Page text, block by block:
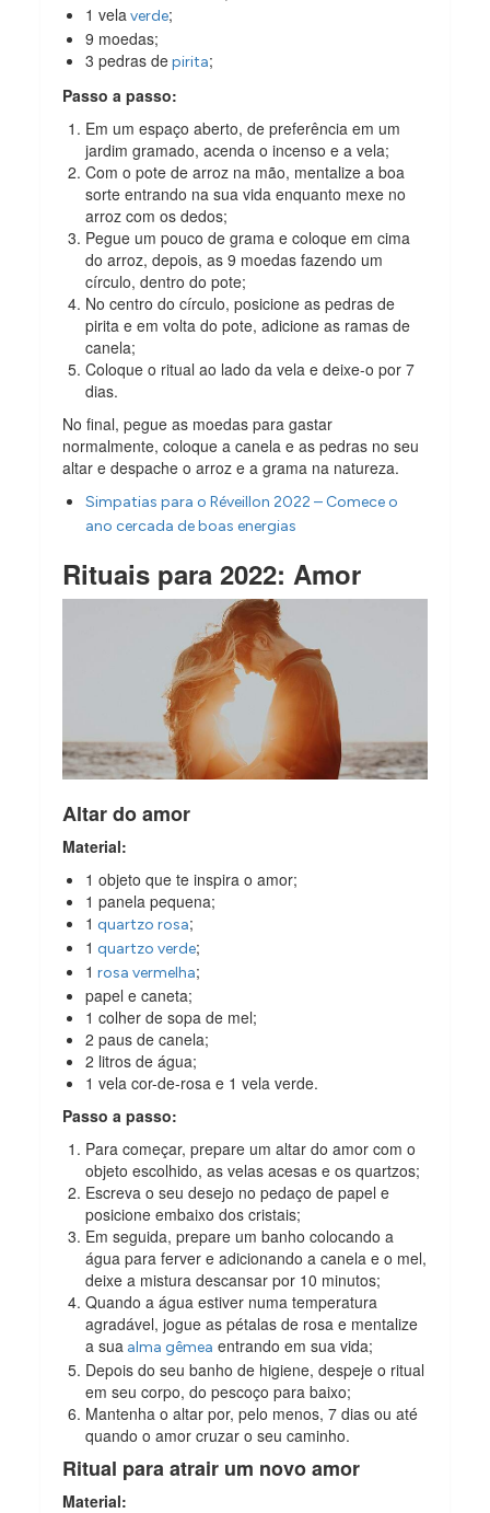
1 vela verde;
9 moedas;
3 pedras depirita;
Passo a passo:
Em um espaço aberto, de preferência em um
jardim gramado, acenda o incenso e a vela;
Com o pote de arroz na mão, mentalize a boa
sorte entrando na sua vida enquanto mexe no
arroz com os dedos;
Pegue um pouco de grama e coloque em cima
do arroz, depois, as 9 moedas fazendo um
círculo, dentro do pote;
No centro do círculo, posicione as pedras de
pirita e em volta do pote, adicione as ramas de
canela;
Coloque o ritual ao lado da vela e deixe-o por 7
dias.
No final, pegue as moedas para gastar
normalmente, coloque a canela e as pedras no seu
altar e despache o arroz e a grama na natureza.
Simpatias para o Réveillon 2022 – Comece o
ano cercada de boas energias
Rituais para 2022: Amor
Altar do amor
Material:
1 objeto que te inspira o amor;
1 panela pequena;
1 quartzo rosa;
1 quartzo verde;
1 rosa vermelha;
papel e caneta;
1 colher de sopa de mel;
2 paus de canela;
2 litros de água;
1 vela cor-de-rosa e 1 vela verde.
Passo a passo:
Para começar, prepare um altar do amor com o
objeto escolhido, as velas acesas e os quartzos;
Escreva o seu desejo no pedaço de papel e
posicione embaixo dos cristais;
Em seguida, prepare um banho colocando a
água para ferver e adicionando a canela e o mel,
deixe a mistura descansar por 10 minutos;
Quando a água estiver numa temperatura
agradável, jogue as pétalas de rosa e mentalize
a sua alma gêmea entrando em sua vida;
Depois do seu banho de higiene, despeje o ritual
em seu corpo, do pescoço para baixo;
Mantenha o altar por, pelo menos, 7 dias ou até
quando o amor cruzar o seu caminho.
Ritual para atrair um novo amor
Material: